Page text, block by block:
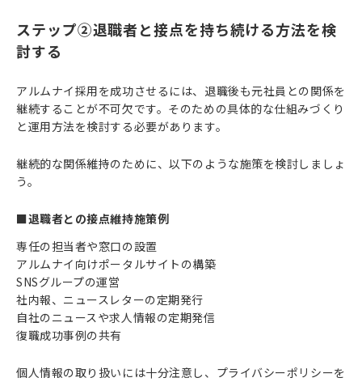
ステップ②退職者と接点を持ち続ける方法を検
討する
アルムナイ採用を成功させるには、退職後も元社員との関係を
継続することが不可欠です。そのための具体的な仕組みづくり
と運用方法を検討する必要があります。
継続的な関係維持のために、以下のような施策を検討しましょ
う。
■退職者との接点維持施策例
専任の担当者や窓口の設置
アルムナイ向けポータルサイトの構築
SNSグループの運営
社内報、ニュースレターの定期発行
自社のニュースや求人情報の定期発信
復職成功事例の共有
個人情報の取り扱いには十分注意し、プライバシーポリシーを